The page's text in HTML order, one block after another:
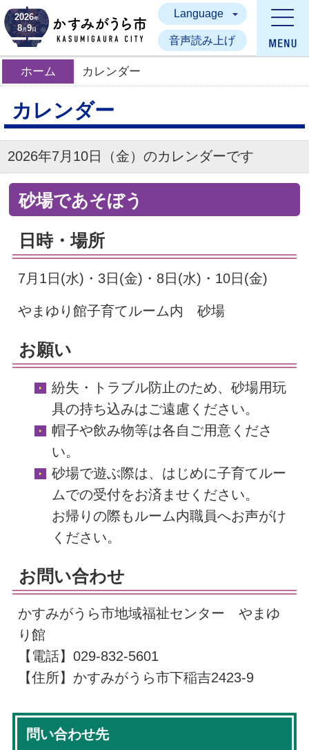
かすみがうら市
2026年
8月9日
Language
音声読み上げ
ホーム カレンダー
カレンダー
2026年7月10日（金）のカレンダーです
砂場であそぼう
日時・場所
7月1日(水)・3日(金)・8日(水)・10日(金)
やまゆり館子育てルーム内 砂場
お願い
紛失・トラブル防止のため、砂場用玩
具の持ち込みはご遠慮ください。
帽子や飲み物等は各自ご用意くださ
い。
砂場で遊ぶ際は、はじめに子育てルー
ムでの受付をお済ませください。
お帰りの際もルーム内職員へお声がけ
ください。
お問い合わせ
かすみがうら市地域福祉センター やまゆ
り館
【電話】029-832-5601
【住所】かすみがうら市下稲吉2423-9
問い合わせ先